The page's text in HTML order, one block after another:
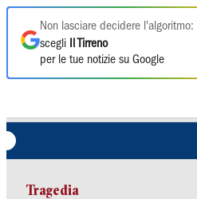
Non lasciare decidere l'algoritmo:
scegli
Il Tirreno
per le tue notizie su Google
Tragedia